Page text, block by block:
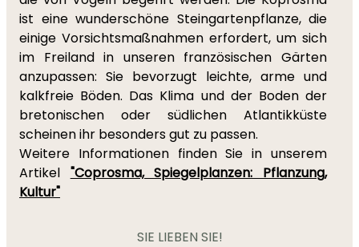
ist eine wunderschöne Steingartenpflanze, die
einige Vorsichtsmaßnahmen erfordert, um sich
im Freiland in unseren französischen Gärten
anzupassen: Sie bevorzugt leichte, arme und
kalkfreie Böden. Das Klima und der Boden der
bretonischen oder südlichen Atlantikküste
scheinen ihr besonders gut zu passen.
Weitere Informationen finden Sie in unserem
Artikel "Coprosma, Spiegelplanzen: Pflanzung,
Kultur"
SIE LIEBEN SIE!